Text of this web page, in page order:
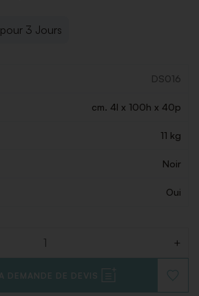
3 Jours
DS016
cm. 4l x 100h x 40p
11 kg
Noir
Oui
+
DEMANDE DE DEVIS
À